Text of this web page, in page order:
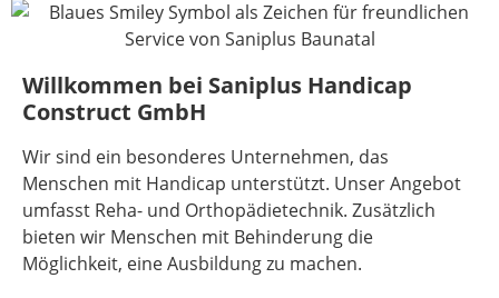
Willkommen bei Saniplus Handicap
Construct GmbH
Wir sind ein besonderes Unternehmen, das
Menschen mit Handicap unterstützt. Unser Angebot
umfasst Reha- und Orthopädietechnik. Zusätzlich
bieten wir Menschen mit Behinderung die
Möglichkeit, eine Ausbildung zu machen.